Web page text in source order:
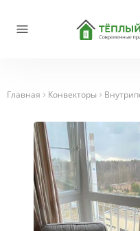
Главная Конвекторы